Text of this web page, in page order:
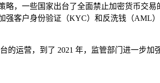
，一些国家出台了全面禁止加密货币交
客户身份验证（KYC）和反洗钱（AML
运营，到了 2021 年，监管部门进一步加